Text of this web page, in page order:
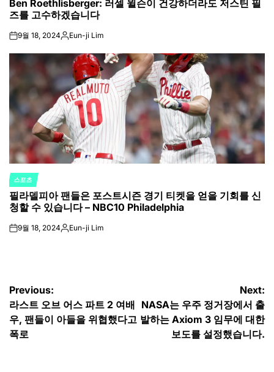
IN
Ben Roethlisberger: 러셀 윌슨이 건강하더라도 저스틴 필
즈를 고수하겠습니다
on9월 18, 2024Posted
Eun-ji Lim
POSTED
IN
스포츠
필라델피아 팬들은 포스트시즌 경기 티켓을 얻을 기회를 신
청할 수 있습니다 – NBC10 Philadelphia
on9월 18, 2024Posted
Eun-ji Lim
글
탐
색
Previous:
라스트 오브 어스 파트 2 여배
우, 팬들이 아들을 위협했다고
폭로
Next:
NASA는 우주 정거장에서 출
발하는 Axiom 3 임무에 대한
보도를 설정했습니다.